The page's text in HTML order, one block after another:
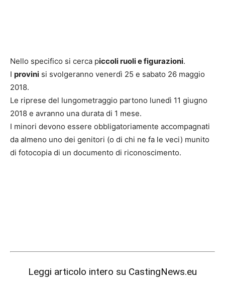
Nello specifico si cerca piccoli ruoli e figurazioni.
I provini si svolgeranno venerdì 25 e sabato 26 maggio
2018.
Le riprese del lungometraggio partono lunedì 11 giugno
2018 e avranno una durata di 1 mese.
I minori devono essere obbligatoriamente accompagnati
da almeno uno dei genitori (o di chi ne fa le veci) munito
di fotocopia di un documento di riconoscimento.
Leggi articolo intero su CastingNews.eu